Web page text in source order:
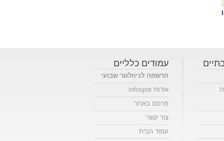
עמודים כלליים
הרשמה לניוזלטר שבועי
אודות infospot
פרסם באתר
צור קשר
עמוד הבית